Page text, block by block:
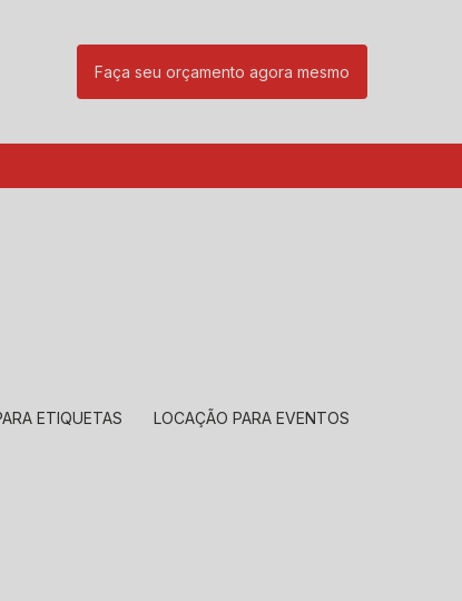
Faça seu orçamento agora mesmo
ETIQUETAS LOCAÇÃO PARA EVENTOS